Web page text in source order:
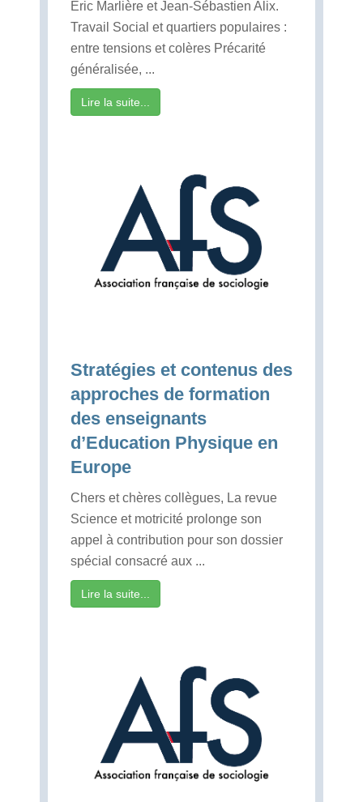
Eric Marlière et Jean-Sébastien Alix.
Travail Social et quartiers populaires :
entre tensions et colères Précarité
généralisée, ...
Lire la suite...
Stratégies et contenus des
approches de formation
des enseignants
d’Education Physique en
Europe
Chers et chères collègues, La revue
Science et motricité prolonge son
appel à contribution pour son dossier
spécial consacré aux ...
Lire la suite...